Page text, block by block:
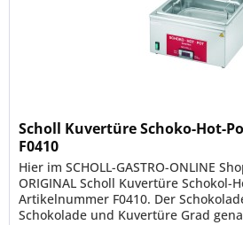
Scholl Kuvertüre Schoko-Hot-
F0410
Hier im SCHOLL-GASTRO-ONLINE
ORIGINAL Scholl Kuvertüre Schokol-
Artikelnummer F0410. Der
Schokolade und Kuvertüre Grad